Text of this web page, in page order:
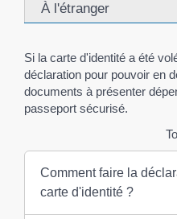
À l'étranger
Si la carte d'identité a été
déclaration pour pouvoir en
documents à présenter
passeport sécurisé.
Comment faire la
carte d'identité ?